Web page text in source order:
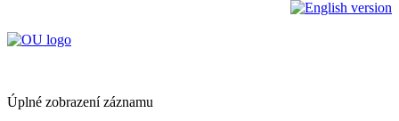
Úplné zobrazení záznamu